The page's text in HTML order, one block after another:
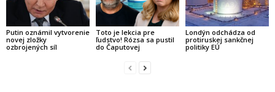
Putin oznámil vytvorenie
novej zložky
ozbrojených síl
Toto je lekcia pre
ľudstvo! Rózsa sa pustil
do Čaputovej
Londýn odchádza od
protiruskej sankčnej
politiky EÚ